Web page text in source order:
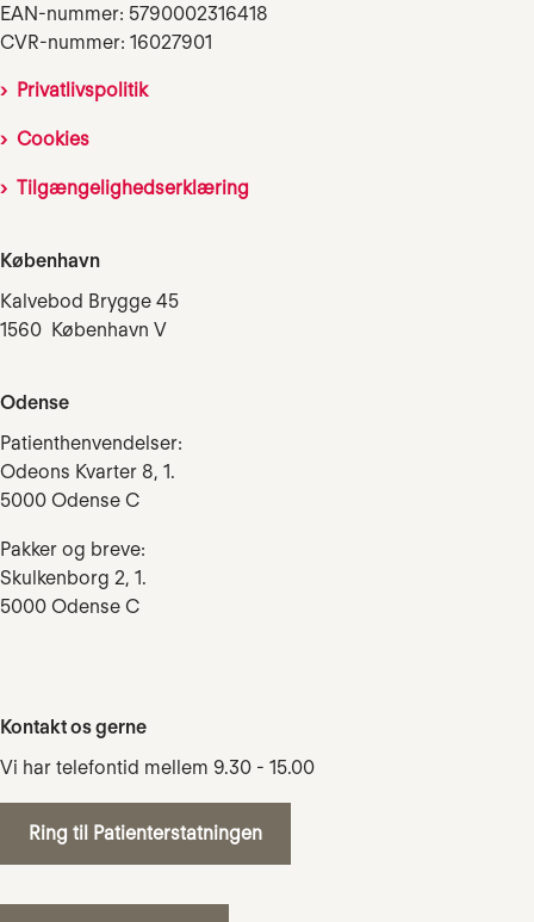
EAN-nummer: 5790002316418
CVR-nummer: 16027901
Privatlivspolitik
Cookies
Tilgængelighedserklæring
København
Kalvebod Brygge 45
1560 København V
Odense
Patienthenvendelser:
Odeons Kvarter 8, 1.
5000 Odense C
Pakker og breve:
Skulkenborg 2, 1.
5000 Odense C
Kontakt os gerne
Vi har telefontid mellem 9.30 - 15.00
Ring til Patienterstatningen